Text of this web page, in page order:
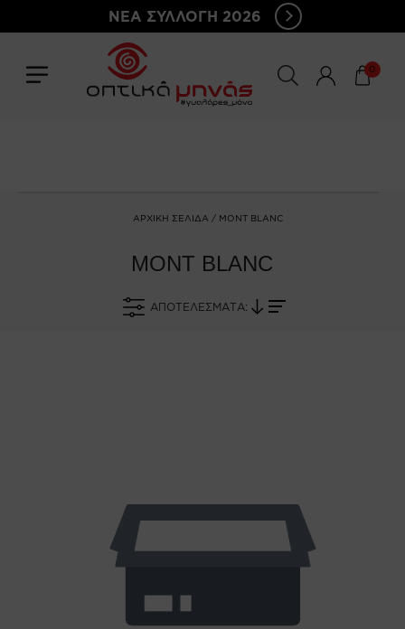
ΝΕΑ ΣΥΛΛΟΓΗ 2026
0
ΑΡΧΙΚΉ ΣΕΛΊΔΑ / MONT BLANC
MONT BLANC
ΑΠΟΤΕΛΈΣΜΑΤΑ: